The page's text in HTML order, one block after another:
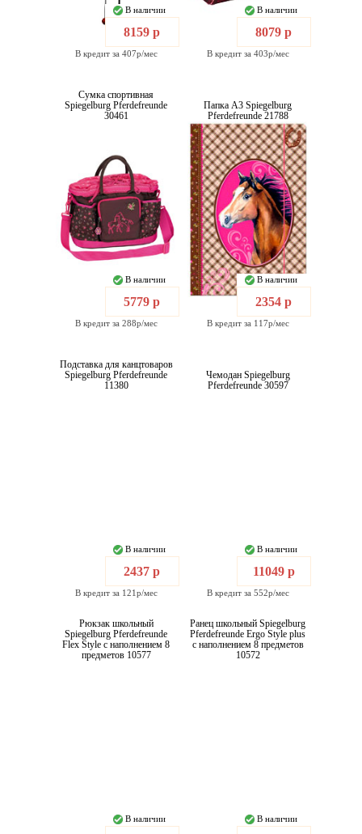
В наличии
8159 р
В кредит за 407р/мес
В наличии
8079 р
В кредит за 403р/мес
Сумка спортивная
Spiegelburg Pferdefreunde
30461
В наличии
5779 р
В кредит за 288р/мес
Папка А3 Spiegelburg
Pferdefreunde 21788
В наличии
2354 р
В кредит за 117р/мес
Подставка для канцтоваров
Spiegelburg Pferdefreunde
11380
В наличии
2437 р
В кредит за 121р/мес
Чемодан Spiegelburg
Pferdefreunde 30597
В наличии
11049 р
В кредит за 552р/мес
Рюкзак школьный
Spiegelburg Pferdefreunde
Flex Style с наполнением 8
предметов 10577
В наличии
Ранец школьный Spiegelburg
Pferdefreunde Ergo Style plus
с наполнением 8 предметов
10572
В наличии